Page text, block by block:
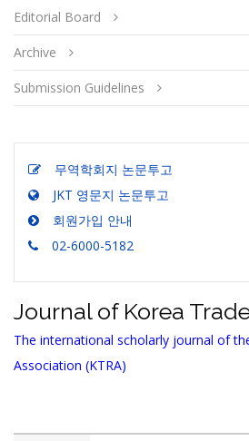
Editorial Board
Archive
Submission Guidelines
무역학회지 논문투고
JKT 영문지 논문투고
회원가입 안내
02-6000-5182
Journal of Korea
The international scholarly journal of
Association (KTRA)